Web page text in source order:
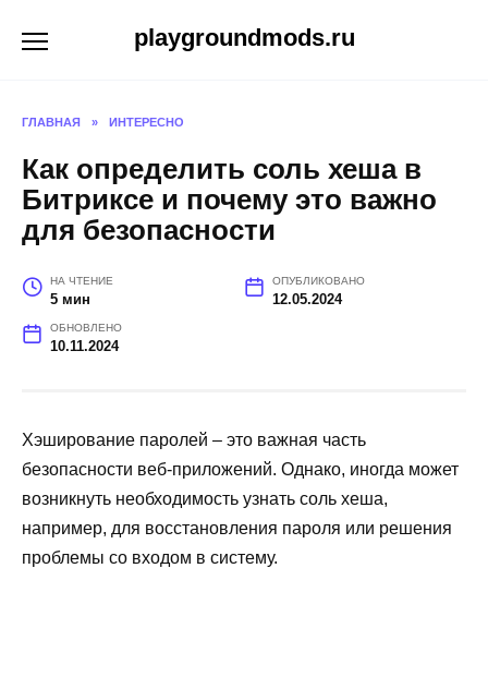
playgroundmods.ru
ГЛАВНАЯ » ИНТЕРЕСНО
Как определить соль хеша в
Битриксе и почему это важно
для безопасности
НА ЧТЕНИЕ
5 мин
ОПУБЛИКОВАНО
12.05.2024
ОБНОВЛЕНО
10.11.2024
Хэширование паролей – это важная часть
безопасности веб-приложений. Однако, иногда может
возникнуть необходимость узнать соль хеша,
например, для восстановления пароля или решения
проблемы со входом в систему.